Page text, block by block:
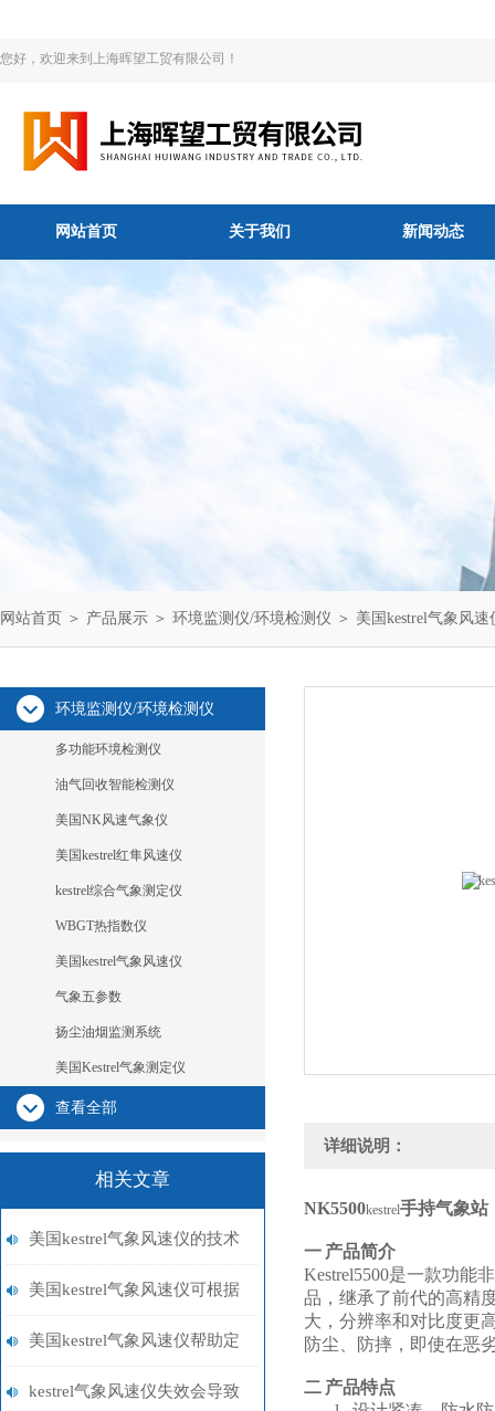
您好，欢迎来到上海晖望工贸有限公司！
网站首页 关于我们 新闻动态
网站首页 ＞ 产品展示 ＞ 环境监测仪/环境检测仪 ＞ 美国kestrel气象风速
环境监测仪/环境检测仪
多功能环境检测仪
油气回收智能检测仪
美国NK风速气象仪
美国kestrel红隼风速仪
kestrel综合气象测定仪
WBGT热指数仪
美国kestrel气象风速仪
气象五参数
扬尘油烟监测系统
美国Kestrel气象测定仪
查看全部
相关文章
美国kestrel气象风速仪的技术
特点与使用优势概述
美国kestrel气象风速仪可根据
不同需求选择不同的测量模式
美国kestrel气象风速仪帮助定
性的科学分析
kestrel气象风速仪失效会导致
详细说明：
NK5500kestrel手持气象站
一 产品简介
Kestrel5500是一款功能
品，继承了前代的高精
大，分辨率和对比度更
防尘、防摔，即使在恶
二 产品特点